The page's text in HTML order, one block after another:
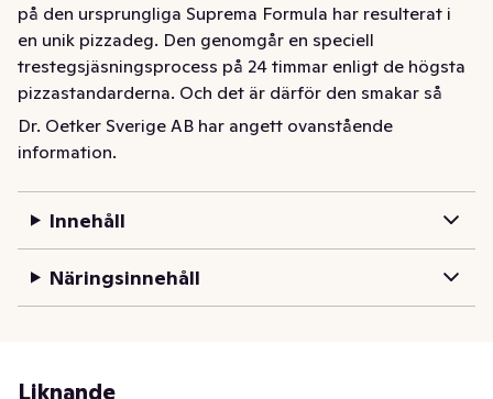
på den ursprungliga Suprema Formula har resulterat i
en unik pizzadeg. Den genomgår en speciell
trestegsjäsningsprocess på 24 timmar enligt de högsta
pizzastandarderna. Och det är därför den smakar så
oöverträffad i smaken och är luftig på insidan och
ljuvligt krispig på utsidan.
Dr. Oetker Sverige AB har angett ovanstående
information.
Innehåll
Näringsinnehåll
Liknande